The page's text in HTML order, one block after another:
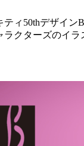
ティ50thデザイン
ラクターズのイラ